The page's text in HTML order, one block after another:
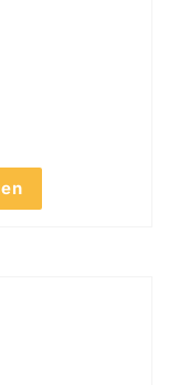
- Teak / zwart -